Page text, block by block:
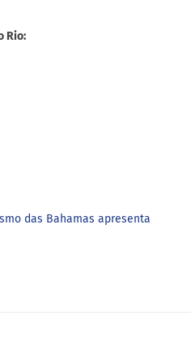
Rio:
das Bahamas apresenta